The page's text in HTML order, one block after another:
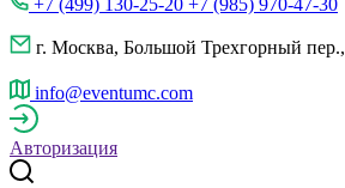
+7 (499) 130-25-20 +7 (985) 970-47-30
г. Москва, Большой Трехгорный пер.,
info@eventumc.com
Авторизация